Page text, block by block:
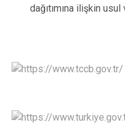
dağıtımına ilişkin